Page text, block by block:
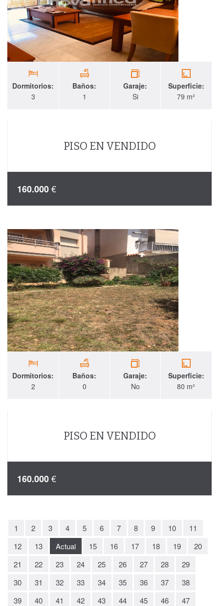
Dormitorios:
3
Baños:
1
Garaje:
Si
Superficie:
79 m²
PISO EN VENDIDO
160.000€
Dormitorios:
2
Baños:
0
Garaje:
No
Superficie:
80 m²
PISO EN VENDIDO
160.000€
1 2 3 4 5 6 7 8 9 10
11
12
13 Actual 15 16 17 18 19
20
21
22 23 24 25 26 27 28
29
30
31 32 33 34 35 36 37
38
39
40 41 42 43 44 45 46
47